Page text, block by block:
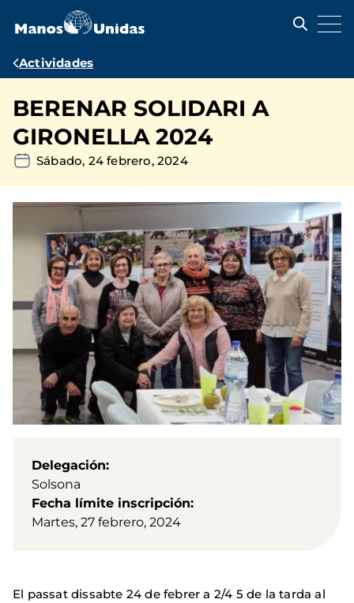
contenido
Ruta
navegación
Actividades
BERENAR SOLIDARI A
GIRONELLA 2024
Sábado, 24 febrero, 2024
Delegación
Solsona
Fecha límite inscripción
Martes, 27 febrero, 2024
El passat dissabte 24 de febrer a 2/4 5 de la tarda al